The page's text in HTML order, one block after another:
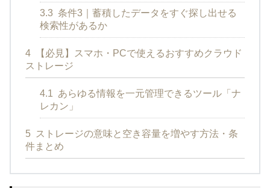
3.3 条件3｜蓄積したデータをすぐ探し出せる
検索性があるか
4
【必見】スマホ・PCで使えるおすすめクラウド
ストレージ
4.1 あらゆる情報を一元管理できるツール「ナ
レカン」
5 ストレージの意味と空き容量を増やす方法・条
件まとめ